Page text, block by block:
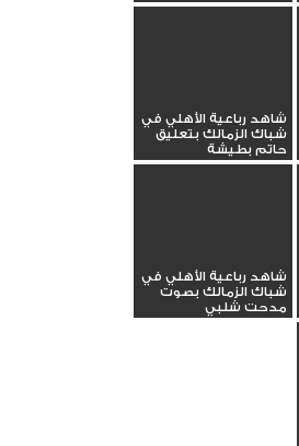
شاهد رباعية الأهلي في
شباك الزمالك بتعليق
حاتم بطيشة
شاهد رباعية الأهلي في
شباك الزمالك بصوت
مدحت شلبي